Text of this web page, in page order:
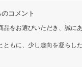
コメント
品をお選びいただき、誠に
ともに、少し趣向を凝らし